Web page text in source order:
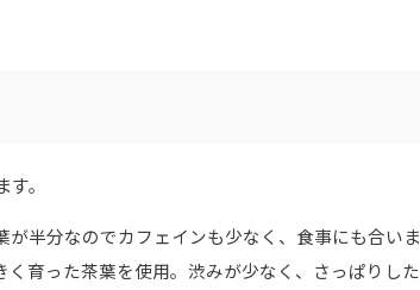
。
半分なのでカフェインも少なく、食事にも合いま
育った茶葉を使用。渋みが少なく、さっぱりした